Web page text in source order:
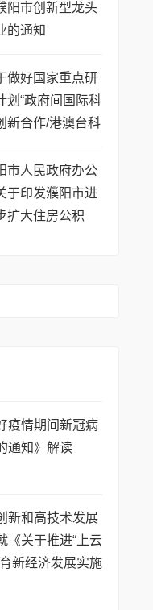
阳市创新型龙头
的通知
做好国家重点研
划“政府间国际科
新合作/港澳台科
年度第二批项目
工作的通知
市人民政府办公
于印发濮阳市进
扩大住房公积
疫情期间新冠病
通知》解读
新和高技术发展
《关于推进“上云
新经济发展实施